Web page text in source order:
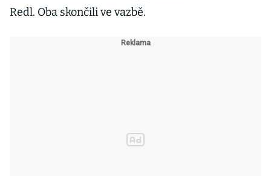
Redl. Oba skončili ve vazbě.